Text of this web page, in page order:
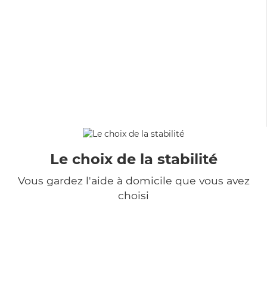
Le choix de la stabilité
Vous gardez l'aide à domicile que vous avez
choisi